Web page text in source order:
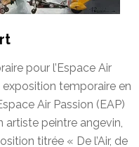
pour l’Espace Air
exposition temporaire en
Air Passion (EAP)
artiste peintre angevin,
titrée « De l’Air, de